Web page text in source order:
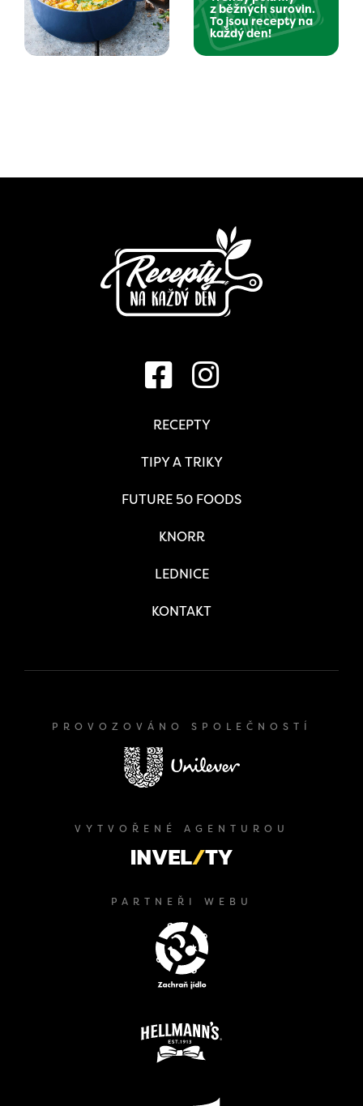
z běžných surovin.
To jsou recepty na
každý den!
RECEPTY
TIPY A TRIKY
FUTURE 50 FOODS
KNORR
LEDNICE
KONTAKT
PROVOZOVÁNO SPOLEČNOSTÍ
VYTVOŘENÉ AGENTUROU
PARTNEŘI WEBU